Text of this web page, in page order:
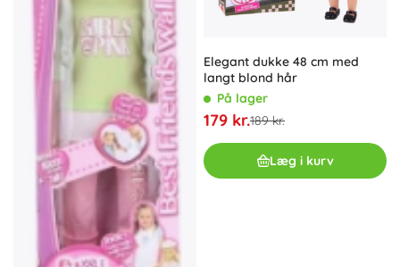
Elegant dukke 48 cm med
langt blond hår
På lager
179 kr.189 kr.
Læg i kurv